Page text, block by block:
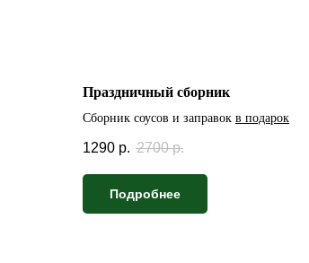
Праздничный сборник
Сборник соусов и заправок в подарок
1290 р. 2700 р.
Подробнее